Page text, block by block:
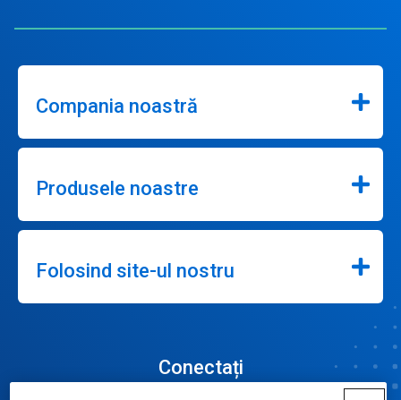
Compania noastră
Produsele noastre
Folosind site-ul nostru
Conectați